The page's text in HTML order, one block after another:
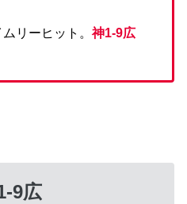
リーヒット。神1-9広
9広